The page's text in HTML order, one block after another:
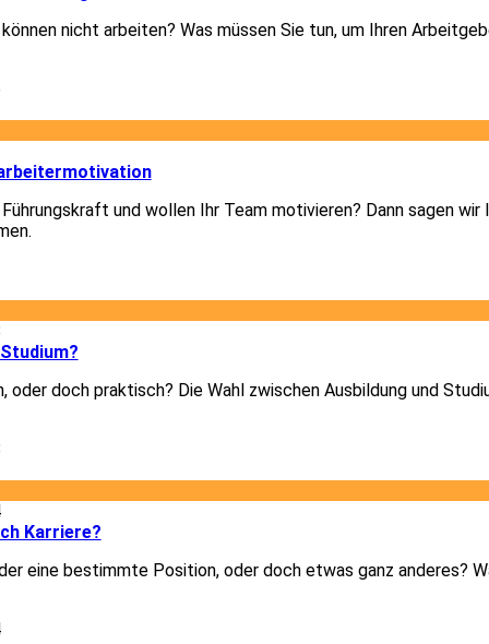
nicht arbeiten? Was müssen Sie tun, um Ihren
und wollen Ihr Team motivieren? Dann sagen wir
oder doch praktisch? Die Wahl zwischen Ausbildung und
Karriere?
eine bestimmte Position, oder doch etwas ganz anderes?